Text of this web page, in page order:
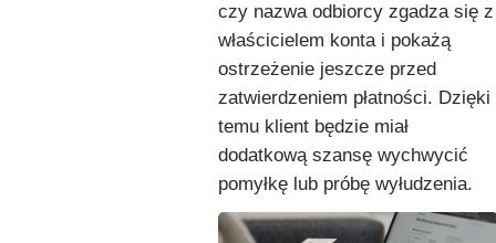
czy nazwa odbiorcy zgadza się z
właścicielem konta i pokażą
ostrzeżenie jeszcze przed
zatwierdzeniem płatności. Dzięki
temu klient będzie miał
dodatkową szansę wychwycić
pomyłkę lub próbę wyłudzenia.